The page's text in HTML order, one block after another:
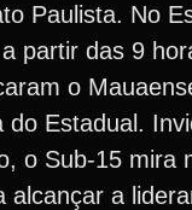
Paulista. No
partir das 9
o
do Estadual.
o Sub-15 mira
alcançar a